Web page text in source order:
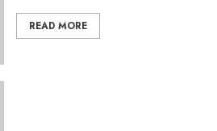
READ MORE